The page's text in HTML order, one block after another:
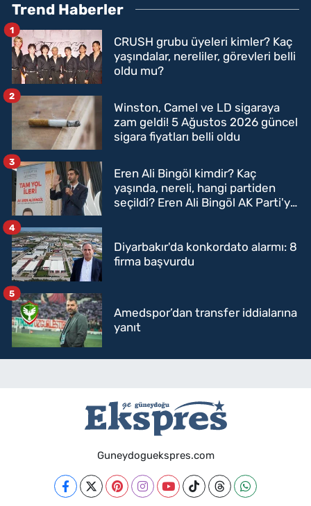
Trend Haberler
CRUSH grubu üyeleri kimler? Kaç
yaşındalar, nereliler, görevleri belli
oldu mu?
1
Winston, Camel ve LD sigaraya
zam geldi! 5 Ağustos 2026 güncel
sigara fiyatları belli oldu
2
Eren Ali Bingöl kimdir? Kaç
yaşında, nereli, hangi partiden
seçildi? Eren Ali Bingöl AK Parti'ye
3
Diyarbakır'da konkordato alarmı: 8
firma başvurdu
4
Amedspor’dan transfer iddialarına
yanıt
5
Guneydoguekspres.com